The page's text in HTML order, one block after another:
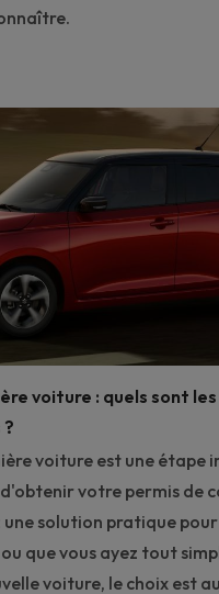
voiture : quels sont
voiture est une étape
d'obtenir votre permis de
une solution pratique
que vous ayez tout
voiture, le choix est